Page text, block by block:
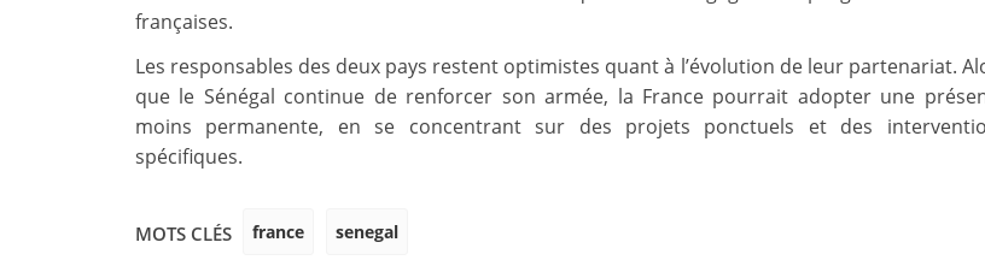
françaises.
Les responsables des deux pays restent optimistes quant à l’évolution de leur partenariat.
que le Sénégal continue de renforcer son armée, la France pourrait adopter une
moins permanente, en se concentrant sur des projets ponctuels et des
spécifiques.
MOTS CLÉS france senegal